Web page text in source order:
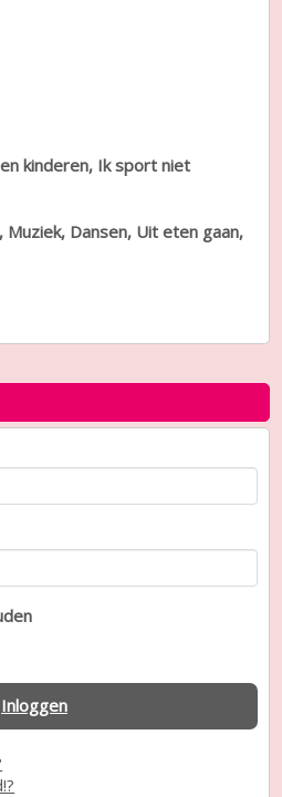
kinderen, Ik sport niet
Muziek, Dansen, Uit eten gaan,
Inloggen